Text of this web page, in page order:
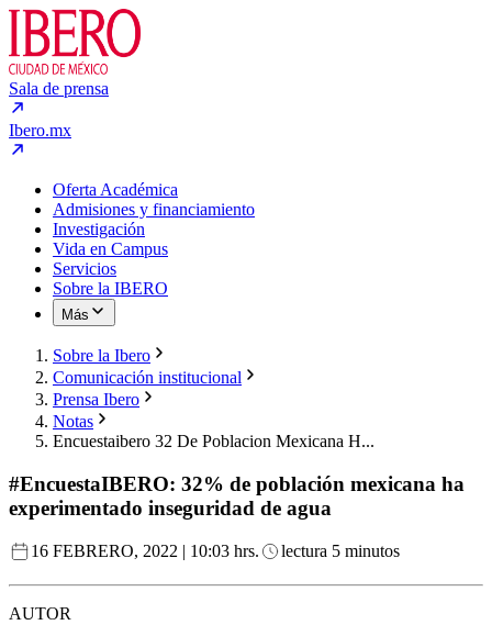
Sala de prensa
Ibero.mx
Oferta Académica
Admisiones y financiamiento
Investigación
Vida en Campus
Servicios
Sobre la IBERO
Más
Sobre la Ibero
Comunicación institucional
Prensa Ibero
Notas
Encuestaibero 32 De Poblacion Mexicana H...
#EncuestaIBERO: 32% de población mexicana ha
experimentado inseguridad de agua
16 FEBRERO, 2022 | 10:03 hrs. lectura 5 minutos
AUTOR